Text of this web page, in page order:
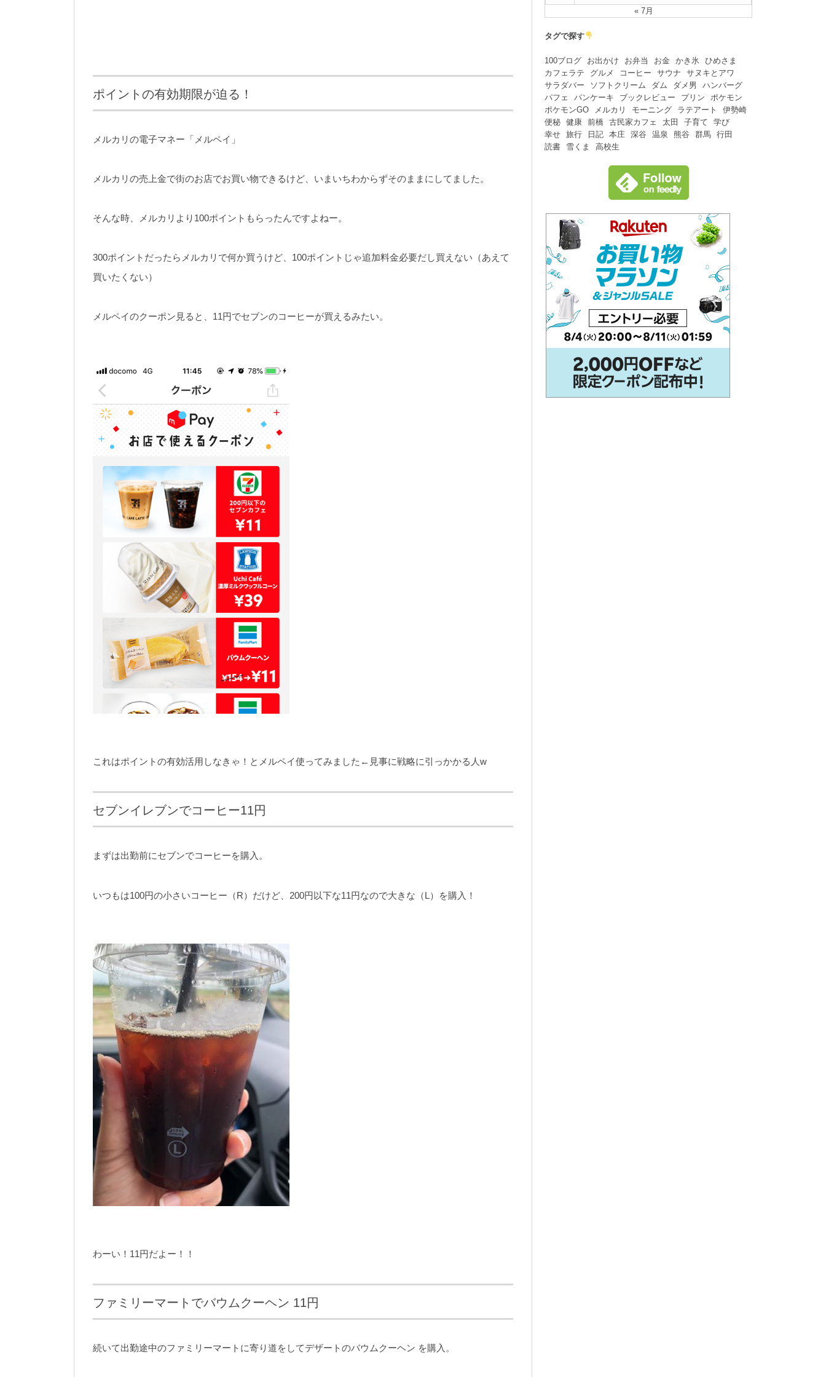
ポイントの有効期限が迫る！
メルカリの電子マネー「メルペイ」
メルカリの売上金で街のお店でお買い物できるけど、いまいちわからずそのままにしてました。
そんな時、メルカリより100ポイントもらったんですよねー。
300ポイントだったらメルカリで何か買うけど、100ポイントじゃ追加料金必要だし買えない（あえて
買いたくない）
メルペイのクーポン見ると、11円でセブンのコーヒーが買えるみたい。
これはポイントの有効活用しなきゃ！とメルペイ使ってみました←見事に戦略に引っかかる人w
セブンイレブンでコーヒー11円
まずは出勤前にセブンでコーヒーを購入。
いつもは100円の小さいコーヒー（R）だけど、200円以下な11円なので大きな（L）を購入！
わーい！11円だよー！！
ファミリーマートでバウムクーヘン 11円
続いて出勤途中のファミリーマートに寄り道をしてデザートのバウムクーヘン を購入。
« 7月
タグで探す
100ブログ お出かけ お弁当 お金 かき氷 ひめさま
カフェラテ
グルメ コーヒー サウナ
サヌキとアワ
サラダバー
ソフトクリーム ダム ダメ男
ハンバーグ
パフェ
パンケーキ ブックレビュー プリン
ポケモン
ポケモンGO
メルカリ モーニング ラテアート
伊勢崎
便秘 健康 前橋 古民家カフェ 太田 子育て
学び
幸せ 旅行 日記 本庄 深谷 温泉 熊谷 群馬 行田
読書
雪くま 高校生